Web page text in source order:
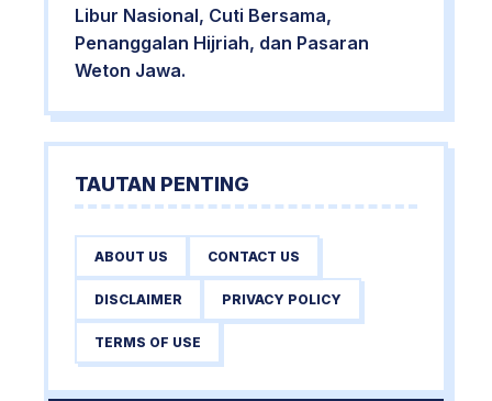
Libur Nasional, Cuti Bersama,
Penanggalan Hijriah, dan Pasaran
Weton Jawa.
TAUTAN PENTING
ABOUT US CONTACT US
DISCLAIMER PRIVACY POLICY
TERMS OF USE